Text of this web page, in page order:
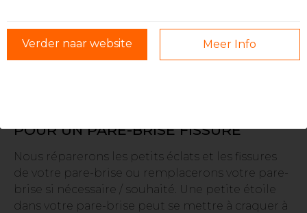
POUR UN PARE-BRISE FISSURÉ
Nous réparerons les petits éclats et les fissures
de votre pare-brise ou remplacerons votre pare-
brise si nécessaire / souhaité. Une petite étoile
dans votre pare-brise peut se mettre à craquer à
Verder naar website Meer Info